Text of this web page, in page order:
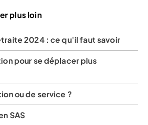
plus loin
2024 : ce qu'il faut savoir
pour se déplacer plus
ou de service ?
SAS